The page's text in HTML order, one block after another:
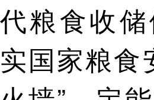
代粮食收
实国家粮食